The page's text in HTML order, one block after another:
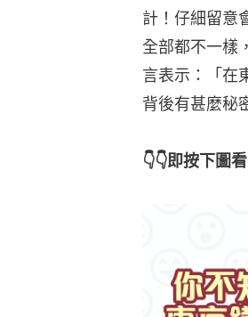
計！仔細留意
全部都不一樣
言表示：「在
背後有甚麼秘
👇👇即按下圖